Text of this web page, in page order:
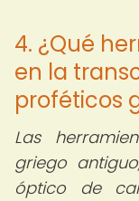
4. ¿Qué
en la
proféticos
Las
griego
óptico de